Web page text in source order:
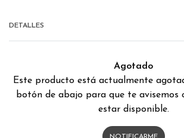
DETALLES
Agotado
Este producto está actualmente
botón de abajo para que te avisemos
estar disponible.